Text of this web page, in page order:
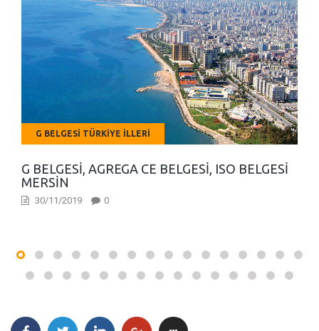
G BELGESI TÜRKIYE İLLERI
G BELGESI, AGREGA CE BELGESI, ISO BELGESI
MERSIN
30/11/2019 0